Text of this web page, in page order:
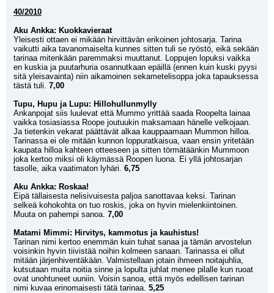
40/2010
Aku Ankka: Kuokkavieraat
Yleisesti ottaen ei mikään hirvittävän erikoinen johtosarja. Tarina
vaikutti aika tavanomaiselta kunnes sitten tuli se ryöstö, eikä sekään
tarinaa mitenkään paremmaksi muuttanut. Loppujen lopuksi vaikka
en kuskia ja puutarhuria osannutkaan epäillä (ennen kuin kuski pyysi
sitä yleisavainta) niin aikamoinen sekametelisoppa joka tapauksessa
tästä tuli. 7,00
Tupu, Hupu ja Lupu: Hillohullunmylly
Ankanpojat siis luulevat että Mummo yrittää saada Roopelta lainaa
vaikka tosiasiassa Roope joutuukin maksamaan hänelle velkojaan.
Ja tietenkin vekarat päättävät alkaa kauppaamaan Mummon hilloa.
Tarinassa ei ole mitään kunnon loppuratkaisua, vaan ensin yritetään
kaupata hilloa kahteen otteeseen ja sitten törmätäänkin Mummoon
joka kertoo miksi oli käymässä Roopen luona. Ei yllä johtosarjan
tasolle, aika vaatimaton lyhäri. 6,75
Aku Ankka: Roskaa!
Eipä tällaisesta nelisivuisesta paljoa sanottavaa keksi. Tarinan
selkeä kohokohta on tuo roskis, joka on hyvin mielenkiintoinen.
Muuta on pahempi sanoa. 7,00
Matami Mimmi: Hirvitys, kammotus ja kauhistus!
Tarinan nimi kertoo enemmän kuin tuhat sanaa ja tämän arvostelun
voisinkin hyvin tiivistää noihin kolmeen sanaan. Tarinassa ei ollut
mitään järjenhiventäkään. Valmistellaan jotain ihmeen noitajuhlia,
kutsutaan muita noitia sinne ja lopulta juhlat menee pilalle kun ruoat
ovat unohtuneet uuniin. Voisin sanoa, että myös edellisen tarinan
nimi kuvaa erinomaisesti tätä tarinaa. 5,25